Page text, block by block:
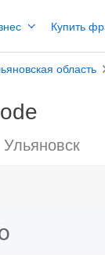
Купить
область